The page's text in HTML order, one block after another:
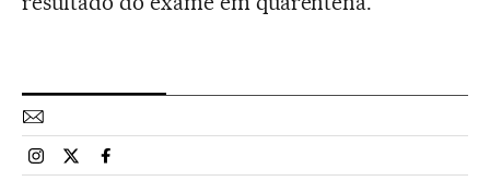
Esportes El País Brasil en Instagram
Esportes El País Brasil en Twitter
Esportes El País Brasil en Facebook